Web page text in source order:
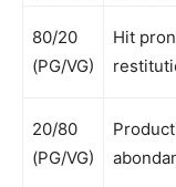
80/20
(PG/VG)
Hit
20/80
(PG/VG)